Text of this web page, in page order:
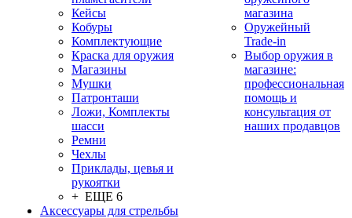
Кейсы
Кобуры
Комплектующие
Краска для оружия
Магазины
Мушки
Патронташи
Ложи, Комплекты
шасси
Ремни
Чехлы
Приклады, цевья и
рукоятки
+ ЕЩЕ 6
Аксессуары для стрельбы
магазина
Оружейный
Trade-in
Выбор оружия в
магазине:
профессиональная
помощь и
консультация от
наших продавцов